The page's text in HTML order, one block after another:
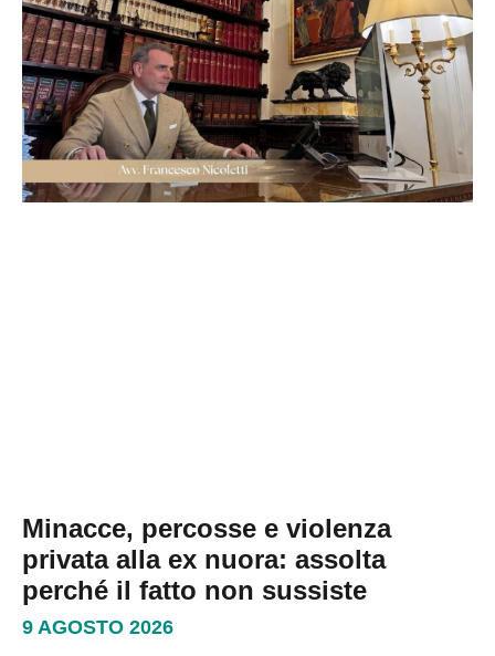
Minacce, percosse e violenza
privata alla ex nuora: assolta
perché il fatto non sussiste
9 AGOSTO 2026